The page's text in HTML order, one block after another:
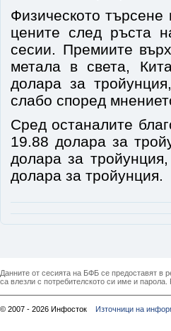
Физическото
цените след ръста
сесии. Премиите
метала в света,
долара за
слабо според
Сред останалите
19.88 долара за
долара за
долара за тройунция.
Данните от сесията на БФБ се предоставят в
са влезли с потребителското си име и парола.
© 2007 - 2026 Инфосток Източници на